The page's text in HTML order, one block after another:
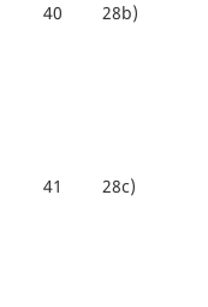
40 28b)
41 28c)